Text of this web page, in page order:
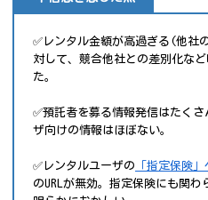
✅レンタル金額が高過ぎる(他社
対して、競合他社との差別化な
た。
✅預託者を募る情報発信はたく
ザ向けの情報はほぼない。
✅レンタルユーザの 「指定保険
のURLが無効。指定保険にも関わ